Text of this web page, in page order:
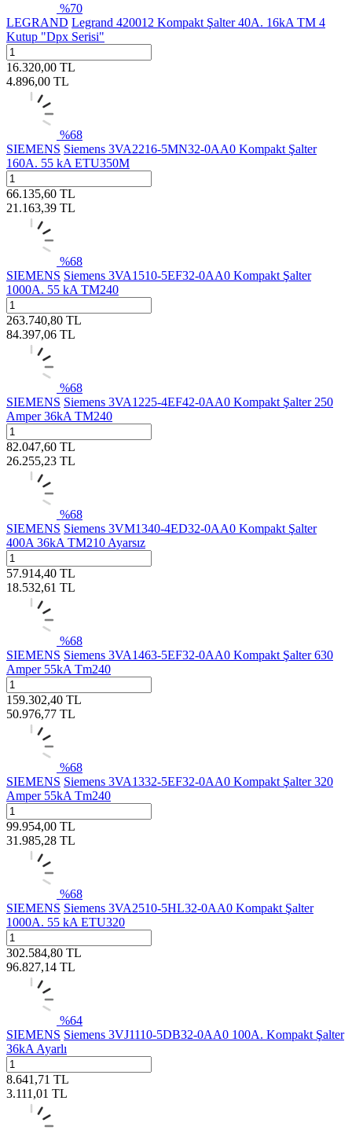
%70
LEGRAND Legrand 420012 Kompakt Şalter 40A. 16kA TM 4
Kutup "Dpx Serisi"
16.320,00 TL
4.896,00 TL
%68
SIEMENS Siemens 3VA2216-5MN32-0AA0 Kompakt Şalter
160A. 55 kA ETU350M
66.135,60 TL
21.163,39 TL
%68
SIEMENS Siemens 3VA1510-5EF32-0AA0 Kompakt Şalter
1000A. 55 kA TM240
263.740,80 TL
84.397,06 TL
%68
SIEMENS Siemens 3VA1225-4EF42-0AA0 Kompakt Şalter 250
Amper 36kA TM240
82.047,60 TL
26.255,23 TL
%68
SIEMENS Siemens 3VM1340-4ED32-0AA0 Kompakt Şalter
400A 36kA TM210 Ayarsız
57.914,40 TL
18.532,61 TL
%68
SIEMENS Siemens 3VA1463-5EF32-0AA0 Kompakt Şalter 630
Amper 55kA Tm240
159.302,40 TL
50.976,77 TL
%68
SIEMENS Siemens 3VA1332-5EF32-0AA0 Kompakt Şalter 320
Amper 55kA Tm240
99.954,00 TL
31.985,28 TL
%68
SIEMENS Siemens 3VA2510-5HL32-0AA0 Kompakt Şalter
1000A. 55 kA ETU320
302.584,80 TL
96.827,14 TL
%64
SIEMENS Siemens 3VJ1110-5DB32-0AA0 100A. Kompakt Şalter
36kA Ayarlı
8.641,71 TL
3.111,01 TL